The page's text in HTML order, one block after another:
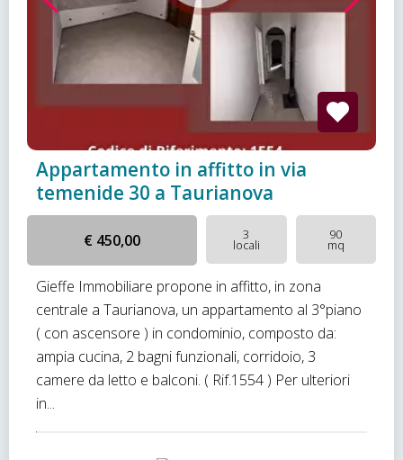
Appartamento in affitto in via
temenide 30 a Taurianova
€ 450,00 3
locali
90
mq
Gieffe Immobiliare propone in affitto, in zona
centrale a Taurianova, un appartamento al 3°piano
( con ascensore ) in condominio, composto da:
ampia cucina, 2 bagni funzionali, corridoio, 3
camere da letto e balconi. ( Rif.1554 ) Per ulteriori
in...